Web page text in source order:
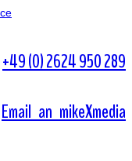
+49 (0) 2624 950 289
Email an mikeXmedia